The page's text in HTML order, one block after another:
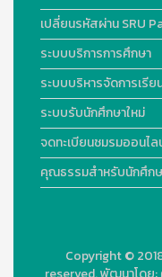
เปลี่ยนรหัสผ่าน SRU
ระบบบริการการศึกษา
ระบบบริหารจัดการเรีย
ระบบรับนักศึกษาใหม่
จดทะเบียนชมรมออนไล
คุณธรรมสำหรับนักศึก
Copyright ©